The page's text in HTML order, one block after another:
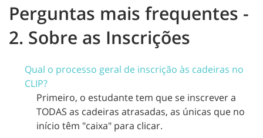
Perguntas mais frequentes -
2. Sobre as Inscrições
Qual o processo geral de inscrição às cadeiras no
CLIP?
Primeiro, o estudante tem que se inscrever a
TODAS as cadeiras atrasadas, as únicas que no
início têm "caixa" para clicar.